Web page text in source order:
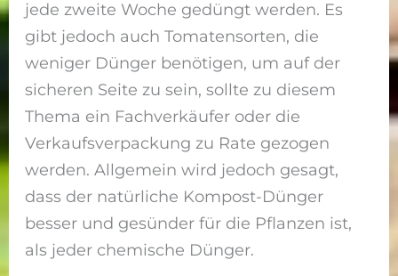
jede zweite Woche gedüngt werden. Es
gibt jedoch auch Tomatensorten, die
weniger Dünger benötigen, um auf der
sicheren Seite zu sein, sollte zu diesem
Thema ein Fachverkäufer oder die
Verkaufsverpackung zu Rate gezogen
werden. Allgemein wird jedoch gesagt,
dass der natürliche Kompost-Dünger
besser und gesünder für die Pflanzen ist,
als jeder chemische Dünger.